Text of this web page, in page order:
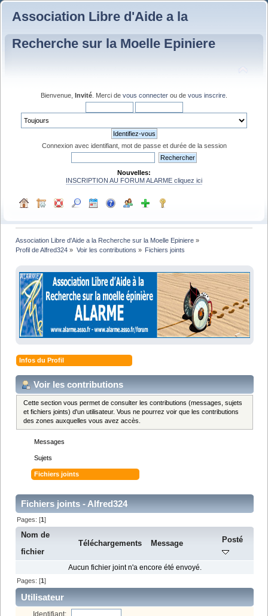
Association Libre d'Aide a la
Recherche sur la Moelle Epiniere
Bienvenue, Invité . Merci de vous connecter ou de vous inscrire
Connexion avec identifiant, mot de passe et durée de la session
Nouvelles:
INSCRIPTION AU FORUM ALARME cliquez ici
Association Libre d'Aide a la Recherche sur la Moelle Epiniere »
Profil de Alfred324 » Voir les contributions » Fichiers joints
Infos du Profil
Voir les contributions
Cette section vous permet de consulter les contributions (messages, sujets
et fichiers joints) d'un utilisateur. Vous ne pourrez voir que les contributions
des zones auxquelles vous avez accès.
Messages
Sujets
Fichiers joints
Fichiers joints - Alfred324
Pages: [1]
Nom de
fichier
Téléchargements Message Posté
Aucun fichier joint n'a encore été envoyé.
Pages: [1]
Utilisateur